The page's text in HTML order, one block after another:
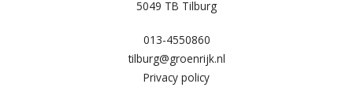
5049 TB Tilburg
013-4550860
tilburg@groenrijk.nl
Privacy policy